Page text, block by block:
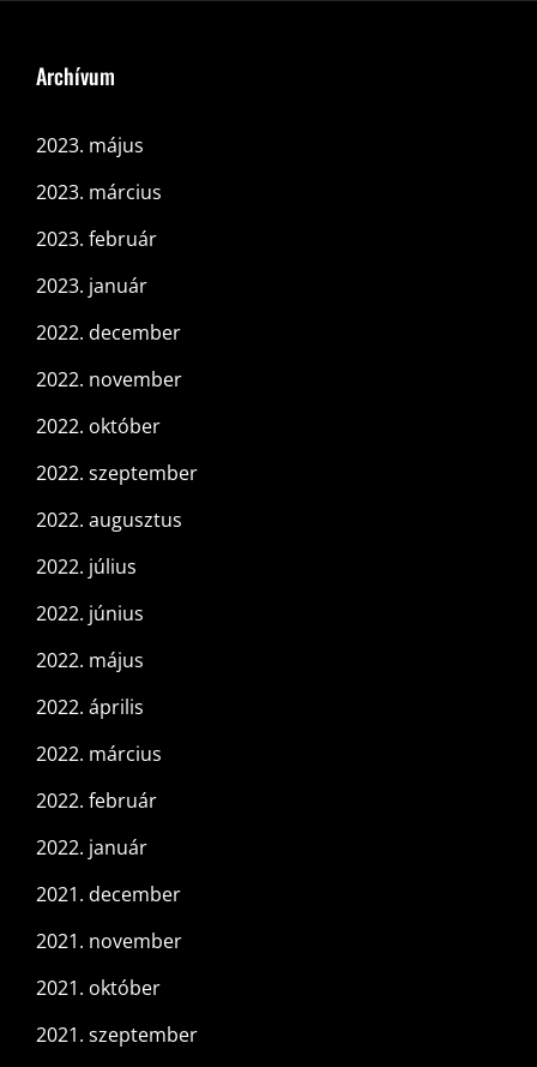
Archívum
2023. május
2023. március
2023. február
2023. január
2022. december
2022. november
2022. október
2022. szeptember
2022. augusztus
2022. július
2022. június
2022. május
2022. április
2022. március
2022. február
2022. január
2021. december
2021. november
2021. október
2021. szeptember